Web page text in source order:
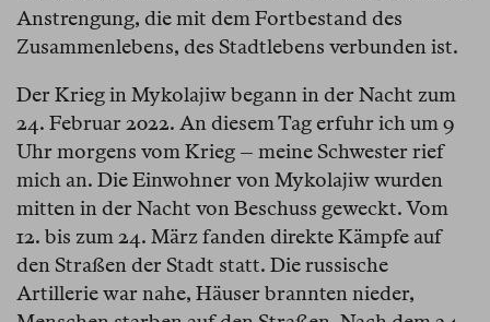
Anstrengung, die mit dem Fortbestand des
Zusammenlebens, des Stadtlebens verbunden ist.
Der Krieg in Mykolajiw begann in der Nacht zum
24. Februar 2022. An diesem Tag erfuhr ich um 9
Uhr morgens vom Krieg – meine Schwester rief
mich an. Die Einwohner von Mykolajiw wurden
mitten in der Nacht von Beschuss geweckt. Vom
12. bis zum 24. März fanden direkte Kämpfe auf
den Straßen der Stadt statt. Die russische
Artillerie war nahe, Häuser brannten nieder,